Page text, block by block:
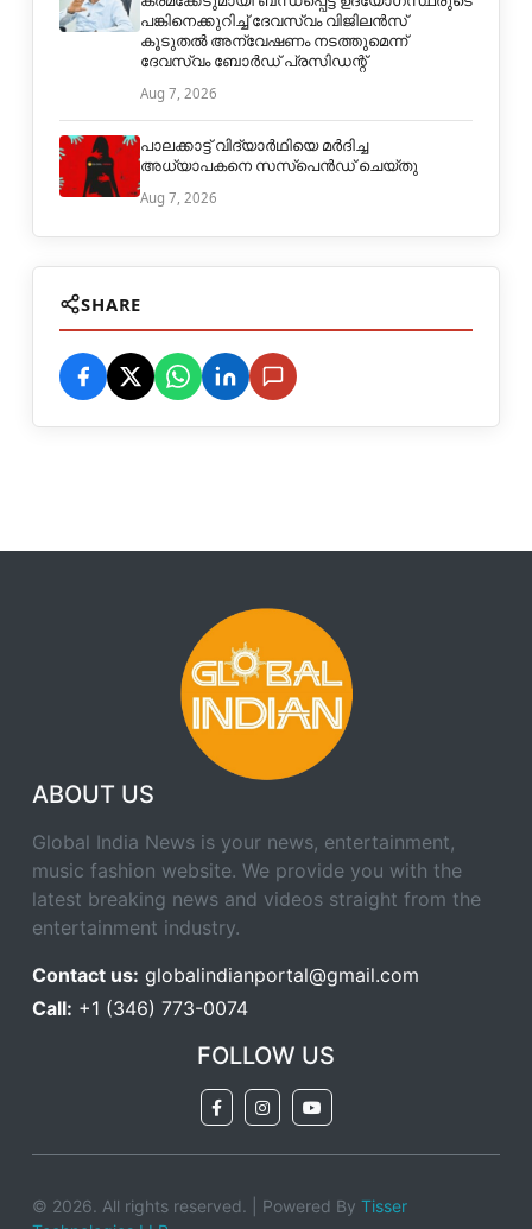
പങ്കിനെക്കുറിച്ച് ദേവസ്വം വിജിലൻസ്
കൂടുതൽ അന്വേഷണം നടത്തുമെന്ന്
ദേവസ്വം ബോർഡ് പ്രസിഡന്റ്
Aug 7, 2026
പാലക്കാട്ട് വിദ്യാർഥിയെ മർദിച്ച
അധ്യാപകനെ സസ്പെൻഡ് ചെയ്തു
Aug 7, 2026
SHARE
ABOUT US
Global India News is your news, entertainment,
music fashion website. We provide you with the
latest breaking news and videos straight from the
entertainment industry.
Contact us: globalindianportal@gmail.com
Call: +1 (346) 773-0074
FOLLOW US
© 2026. All rights reserved. | Powered By Tisser